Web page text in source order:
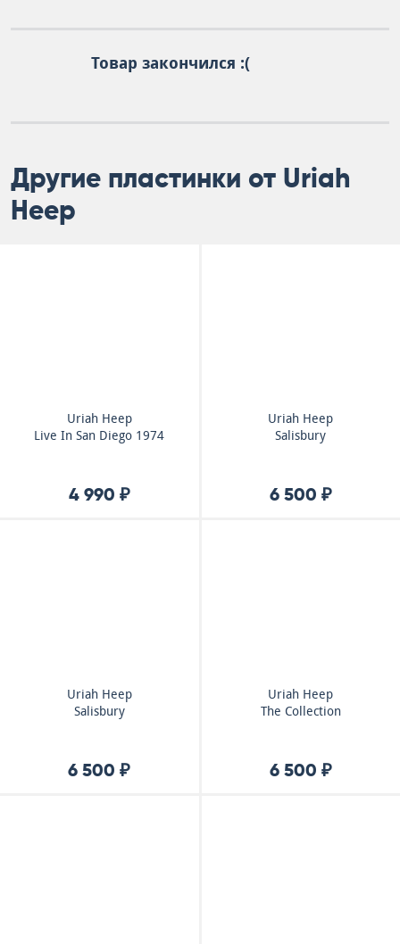
Товар закончился :(
Другие пластинки от Uriah
Heep
Uriah Heep
Live In San Diego 1974
4 990 ₽
Uriah Heep
Salisbury
6 500 ₽
Uriah Heep
Salisbury
6 500 ₽
Uriah Heep
The Collection
6 500 ₽